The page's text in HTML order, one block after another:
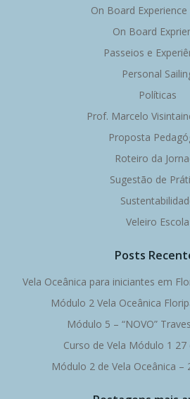
On Board Experience
On Board
Passeios e
Personal
Políticas
Prof. Marcelo
Proposta
Roteiro da
Sugestão de
Veleiro Escola
Posts
Vela Oceânica para iniciantes em
Módulo 2 Vela Oceânica
Módulo 5 – “NOVO”
Curso de Vela Módulo 1
Módulo 2 de Vela Oceânica –